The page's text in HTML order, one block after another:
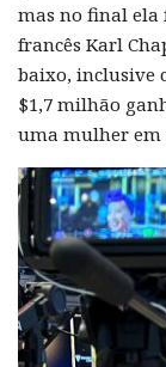
mas no final
francês Karl
baixo, inclusive
$1,7 milhão
uma mulher em